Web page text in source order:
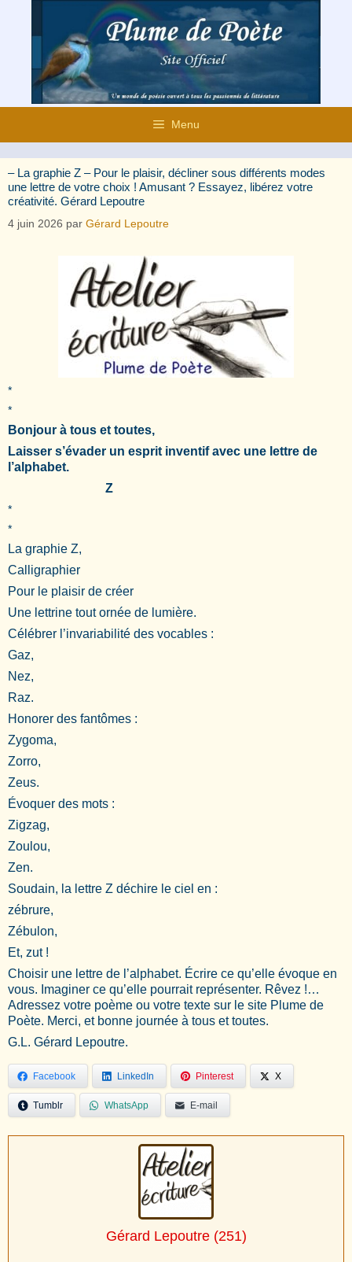
contenu
Menu
– La graphie Z – Pour le plaisir, décliner sous différents modes
une lettre de votre choix ! Amusant ? Essayez, libérez votre
créativité. Gérard Lepoutre
4 juin 2026 par Gérard Lepoutre
*
*
Bonjour à tous et toutes,
Laisser s’évader un esprit inventif avec une lettre de
l’alphabet.
Z
*
*
La graphie Z,
Calligraphier
Pour le plaisir de créer
Une lettrine tout ornée de lumière.
Célébrer l’invariabilité des vocables :
Gaz,
Nez,
Raz.
Honorer des fantômes :
Zygoma,
Zorro,
Zeus.
Évoquer des mots :
Zigzag,
Zoulou,
Zen.
Soudain, la lettre Z déchire le ciel en :
zébrure,
Zébulon,
Et, zut !
Choisir une lettre de l’alphabet. Écrire ce qu’elle évoque en
vous. Imaginer ce qu’elle pourrait représenter. Rêvez !…
Adressez votre poème ou votre texte sur le site Plume de
Poète. Merci, et bonne journée à tous et toutes.
G.L. Gérard Lepoutre.
Facebook LinkedIn Pinterest X
Tumblr WhatsApp E-mail
Gérard Lepoutre(251)